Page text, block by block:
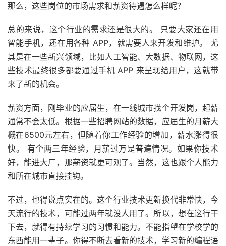
那么，这些岗位的市场需求和薪资待遇怎么样呢？
总的来说，这个行业的需求还是很大的。 只要大家还在用
智能手机，还在用各种 APP，就需要人来开发和维护。 尤
其是在一些新兴领域，比如人工智能、大数据、物联网，这
些技术最终很多都要通过手机 APP 来呈现给用户，这就带
来了新的机会。
薪资方面，刚毕业的应届生，在一线城市找个开发岗，起薪
通常不会太低。根据一些招聘网站的数据，应届生的月薪大
概在6500元左右，但随着你工作经验的增加，薪水涨得很
快。 有个两三年经验，月薪过万是普遍情况。如果你技术
好，能进大厂，那薪资就更可观了。当然，这也跟个人能力
和所在城市直接挂钩。
不过，也得说点实在的。这个行业技术更新换代非常快，今
天流行的技术，可能过两年就没人用了。所以，想在这行干
下去，就得有持续学习的习惯和能力。不能指望在学校学的
东西能用一辈子。你得不断去看新的技术，学习新的编程语